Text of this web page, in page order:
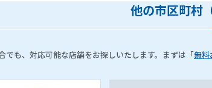
他の市区町村
も、対応可能な店舗をお探しいたします。まずは「無料